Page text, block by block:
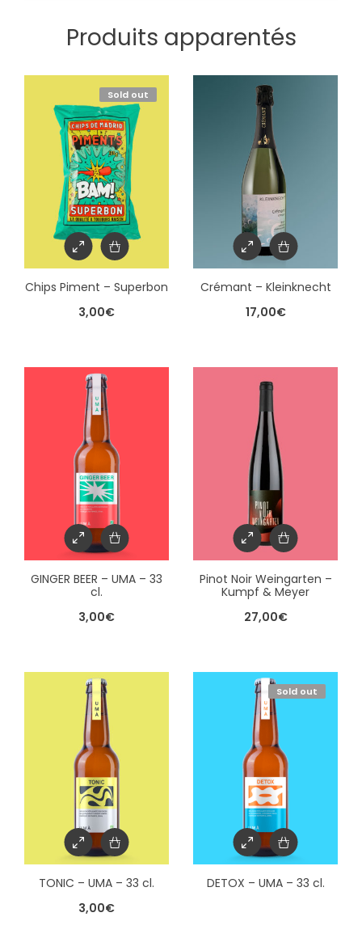
Produits apparentés
Sold out
Chips Piment – Superbon
3,00€
Crémant – Kleinknecht
17,00€
GINGER BEER – UMA – 33
cl.
3,00€
Pinot Noir Weingarten –
Kumpf & Meyer
27,00€
TONIC – UMA – 33 cl.
3,00€
Sold out
DETOX – UMA – 33 cl.